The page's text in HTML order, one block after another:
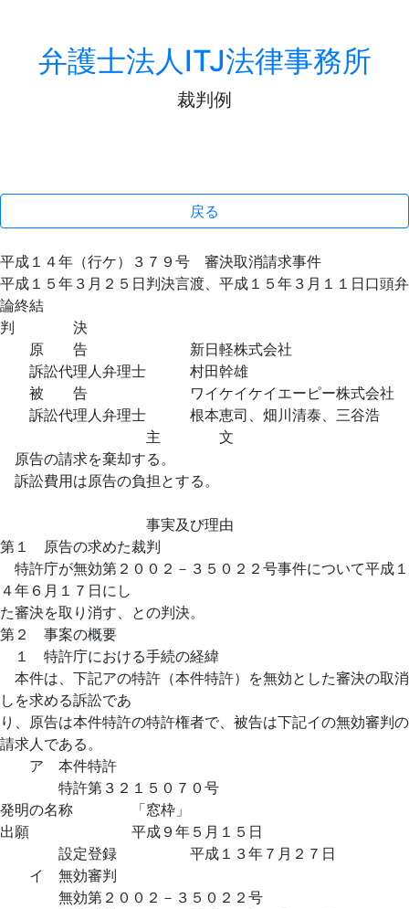
弁護士法人ITJ法律事務所
裁判例
戻る
平成１４年（行ケ）３７９号 審決取消請求事件
平成１５年３月２５日判決言渡、平成１５年３月１１日口頭弁
論終結
判 決
原 告 新日軽株式会社
訴訟代理人弁理士 村田幹雄
被 告 ワイケイケイエーピー株式会社
訴訟代理人弁理士 根本恵司、畑川清泰、三谷浩
主 文
原告の請求を棄却する。
訴訟費用は原告の負担とする。
事実及び理由
第１ 原告の求めた裁判
特許庁が無効第２００２－３５０２２号事件について平成１
４年６月１７日にし
た審決を取り消す、との判決。
第２ 事案の概要
１ 特許庁における手続の経緯
本件は、下記アの特許（本件特許）を無効とした審決の取消
しを求める訴訟であ
り、原告は本件特許の特許権者で、被告は下記イの無効審判の
請求人である。
ア 本件特許
特許第３２１５０７０号
発明の名称 「窓枠」
出願 平成９年５月１５日
設定登録 平成１３年７月２７日
イ 無効審判
無効第２００２－３５０２２号